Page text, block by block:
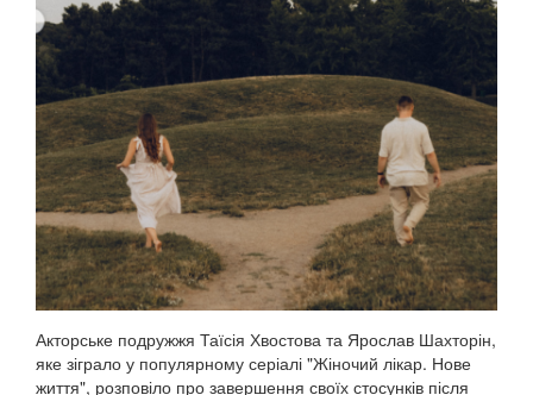
Психологиня Наталія Холоденко зізналася, що в
минулому зраджувала партнера, назвавши це помстою за
пережите у стосунках, а також заявила, що вдавалася до
фізичного насильства щодо чоловікаПро це Холоденко
розповіла в InstaStories, де відповідала на зап...
Акторське подружжя Таїсія Хвостова та Ярослав Шахторін,
яке зіграло у популярному серіалі "Жіночий лікар. Нове
життя", розповіло про завершення своїх стосунків після